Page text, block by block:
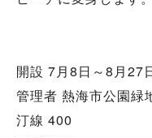
開設 7月8日～8月27
管理者 熱海市公園緑
汀線 400